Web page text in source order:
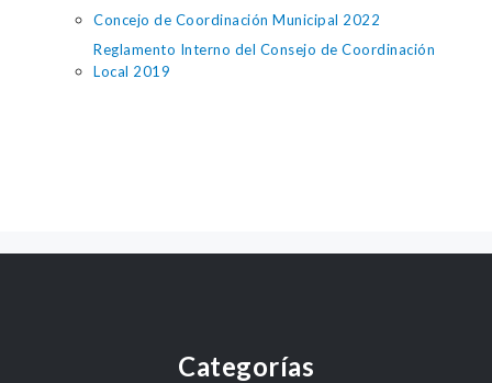
Concejo de Coordinación Municipal 2022
Reglamento Interno del Consejo de Coordinación
Local 2019
Categorías